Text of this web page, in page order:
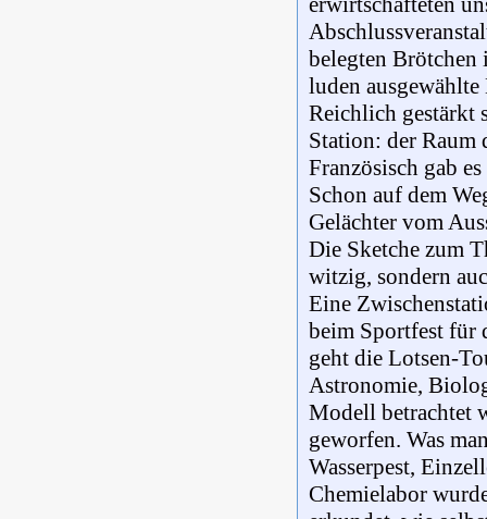
belegten
luden
Reichlich gestärkt
Station: der Raum
Französisch gab
Schon auf dem
Gelächter vom
Die Sketche zum
witzig, sondern
Eine
beim Sportfest für
geht die Lotsen-
Astronomie,
Modell betrachtet
geworfen. Was
Wasserpest,
Chemielabor